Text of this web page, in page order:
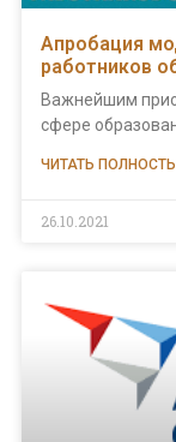
Апробация
работников
Важнейшим
сфере
ЧИТАТЬ
26.10.2021